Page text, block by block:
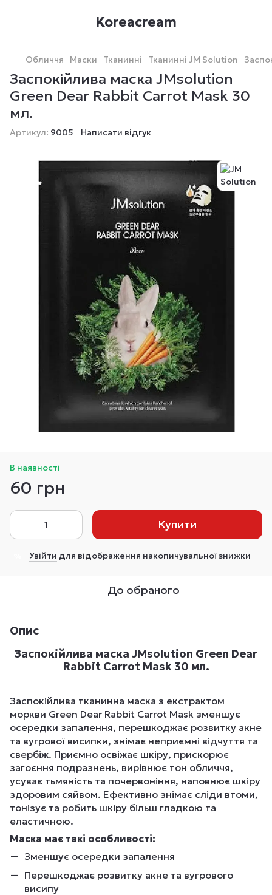
Koreacream
Обличчя Маски Тканинні Тканинні JM Solution
Заспокійлива маска JMsolution
Green Dear Rabbit Carrot Mask 30
мл.
Артикул: 9005 Написати відгук
В наявності
60 грн
Купити
Увійти для відображення накопичувальної знижки
До обраного
Опис
Заспокійлива маска JMsolution Green Dear
Rabbit Carrot Mask 30 мл.
Заспокійлива тканинна маска з екстрактом
моркви Green Dear Rabbit Carrot Mask зменшує
осередки запалення, перешкоджає розвитку акне
та вугрової висипки, знімає неприємні відчуття та
свербіж. Приємно освіжає шкіру, прискорює
загоєння подразнень, вирівнює тон обличчя,
усуває тьмяність та почервоніння, наповнює шкіру
здоровим сяйвом. Ефективно знімає сліди втоми,
тонізує та робить шкіру більш гладкою та
еластичною.
Маска має такі особливості:
Зменшує осередки запалення
Перешкоджає розвитку акне та вугрового
висипу